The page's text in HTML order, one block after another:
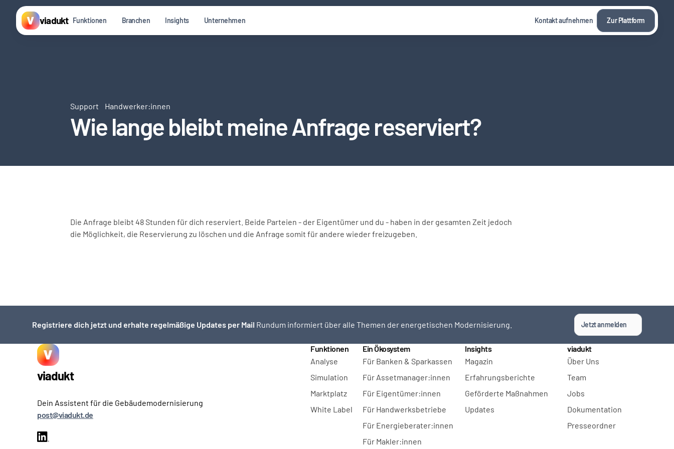
Support Handwerker:innen
Wie lange bleibt meine Anfrage reserviert?
Die Anfrage bleibt 48 Stunden für dich reserviert. Beide Parteien - der Eigentümer und du - haben in der gesamten Zeit jedoch
die Möglichkeit, die Reservierung zu löschen und die Anfrage somit für andere wieder freizugeben.
viadukt Funktionen Branchen Insights Unternehmen Kontakt aufnehmen Zur Plattform
Registriere dich jetzt und erhalte regelmäßige Updates per Mail Rundum informiert über alle Themen der energetischen Modernisierung. Jetzt anmelden
viadukt
Dein Assistent für die Gebäudemodernisierung
post@viadukt.de
Funktionen
Analyse
Simulation
Marktplatz
White Label
Ein Ökosystem
Für Banken & Sparkassen
Für Assetmanager:innen
Für Eigentümer:innen
Für Handwerksbetriebe
Für Energieberater:innen
Für Makler:innen
Insights
Magazin
Erfahrungsberichte
Geförderte Maßnahmen
Updates
viadukt
Über Uns
Team
Jobs
Dokumentation
Presseordner